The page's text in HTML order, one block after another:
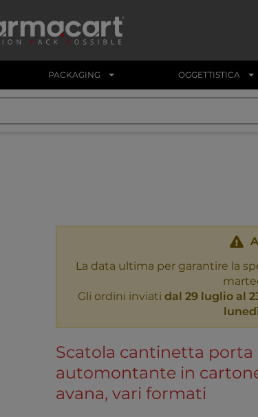
PACKAGING OGGETTISTICA
La data ultima per garantire la
Gli ordini inviati dal 29 luglio al
Scatola cantinetta
automontante in
avana, vari formati